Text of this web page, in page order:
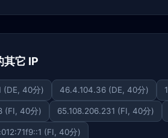
它 IP
(DE, 40分) 46.4.104.36 (DE, 40分)
(FI, 40分) 65.108.206.231 (FI, 40分)
(FI, 40分)